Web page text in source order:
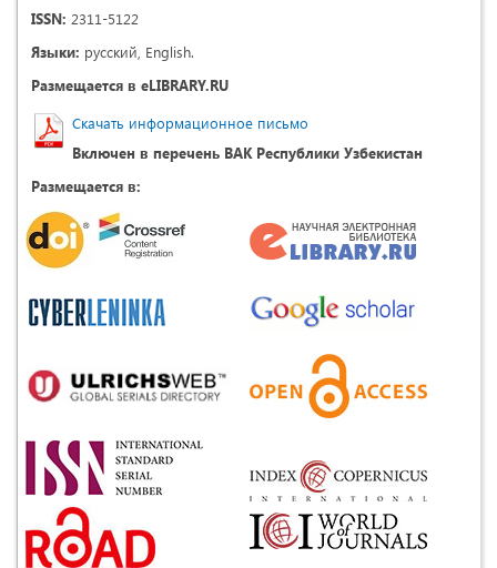
ISSN: 2311-5122
Языки: русский, English.
Размещается в eLIBRARY.RU
Скачать информационное письмо
Включен в перечень ВАК Республики Узбекистан
Размещается в: